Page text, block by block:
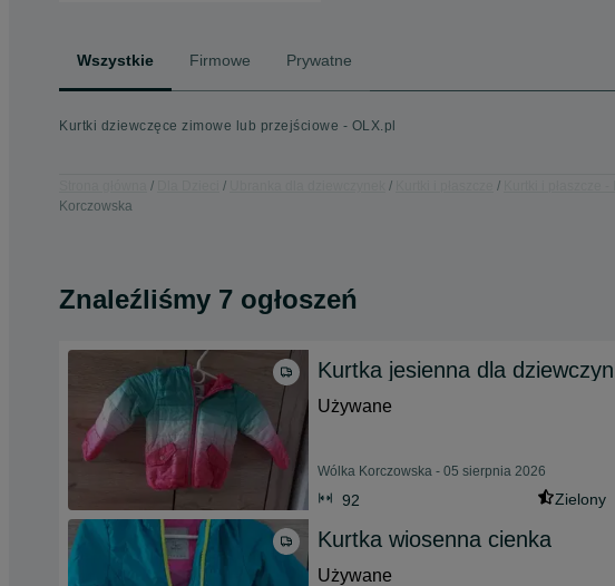
Wszystkie Firmowe Prywatne
Kurtki dziewczęce zimowe lub przejściowe - OLX.pl
Korczowska
Znaleźliśmy 7 ogłoszeń
Kurtka jesienna dla
Używane
Wólka Korczowska - 05 sierpnia 2026
92 Zielony
Kurtka wiosenna cienka
Używane